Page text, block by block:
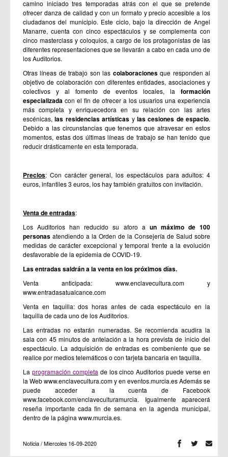
camino iniciado tres temporadas atrás con el que se pretende
ofrecer danza de calidad y con un formato y precio accesible a los
ciudadanos del municipio. Este ciclo, bajo la dirección de Angel
Manarre, cuenta con cinco espectáculos y se complementa con
cinco masterclass y coloquios, a cargo de los protagonistas de las
diferentes representaciones que se llevarán a cabo en cada uno de
los Auditorios.
Otras líneas de trabajo son las colaboracionesque responden al
objetivo de colaboración con diferentes entidades, asociaciones y
colectivos y al fomento de eventos locales, la formación
especializada con el fin de ofrecer a los usuarios una experiencia
más completa y enriquecedora en su relación con las artes
escénicas,las residencias artísticas y las cesiones de espacio.
Debido a las circunstancias que tenemos que atravesar en estos
momentos, estas dos últimas líneas de trabajo se han tenido que
reducir drásticamente en esta temporada.
Precios: Con carácter general, los espectáculos para adultos: 4
euros, infantiles 3 euros, los hay también gratuitos con invitación.
Venta de entradas:
Los Auditorios han reducido su aforo a un máximo de 100
personas atendiendo a la Orden de la Consejería de Salud sobre
medidas de carácter excepcional y temporal frente a la evolución
desfavorable de la epidemia de COVID-19.
Las entradas saldrán a la venta en los próximos días.
Venta anticipada: www.enclavecultura.comy
www.entradasatualcance.com
Venta en taquilla: dos horas antes de cada espectáculo en la
taquilla de cada uno de los Auditorios.
Las entradas no estarán numeradas. Se recomienda acudira la
sala con 45 minutos de antelación a la hora prevista de inicio del
espectáculo. La adquisición de entradas es combeniente que se
realice por medios telemáticos o con tarjeta bancaria en taquilla.
La programación completa de los cinco Auditorios puede verse en
la Webwww.enclavecultura.comy en eventos.murcia.es Además se
puede acceder a la cuenta de Facebook
www.facebook.com/enclaveculturamurcia. Igualmente aparecerá
reseña importante cada fin de semana en la agenda municipal,
dentro de la página www.murcia.es.
Noticia / Miercoles 16-09-2020